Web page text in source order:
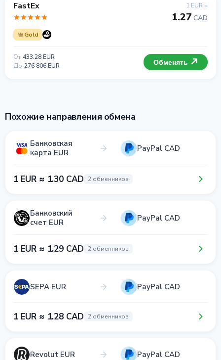
FastEx
Gold
1 EUR =
1.27 CAD
От 433.28 EUR
До 276 806 EUR Обменять
Похожие направления обмена
Банковская
карта EUR
PayPal CAD
1 EUR ≈ 1.30 CAD 2 обменников
Банковский
счет EUR
PayPal CAD
1 EUR ≈ 1.29 CAD 2 обменников
SEPA EUR PayPal CAD
1 EUR ≈ 1.28 CAD 2 обменников
Revolut EUR PayPal CAD